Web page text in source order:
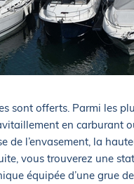
sont offerts. Parmi les
en carburant
l’envasement, la
vous trouverez une
équipée d’une grue